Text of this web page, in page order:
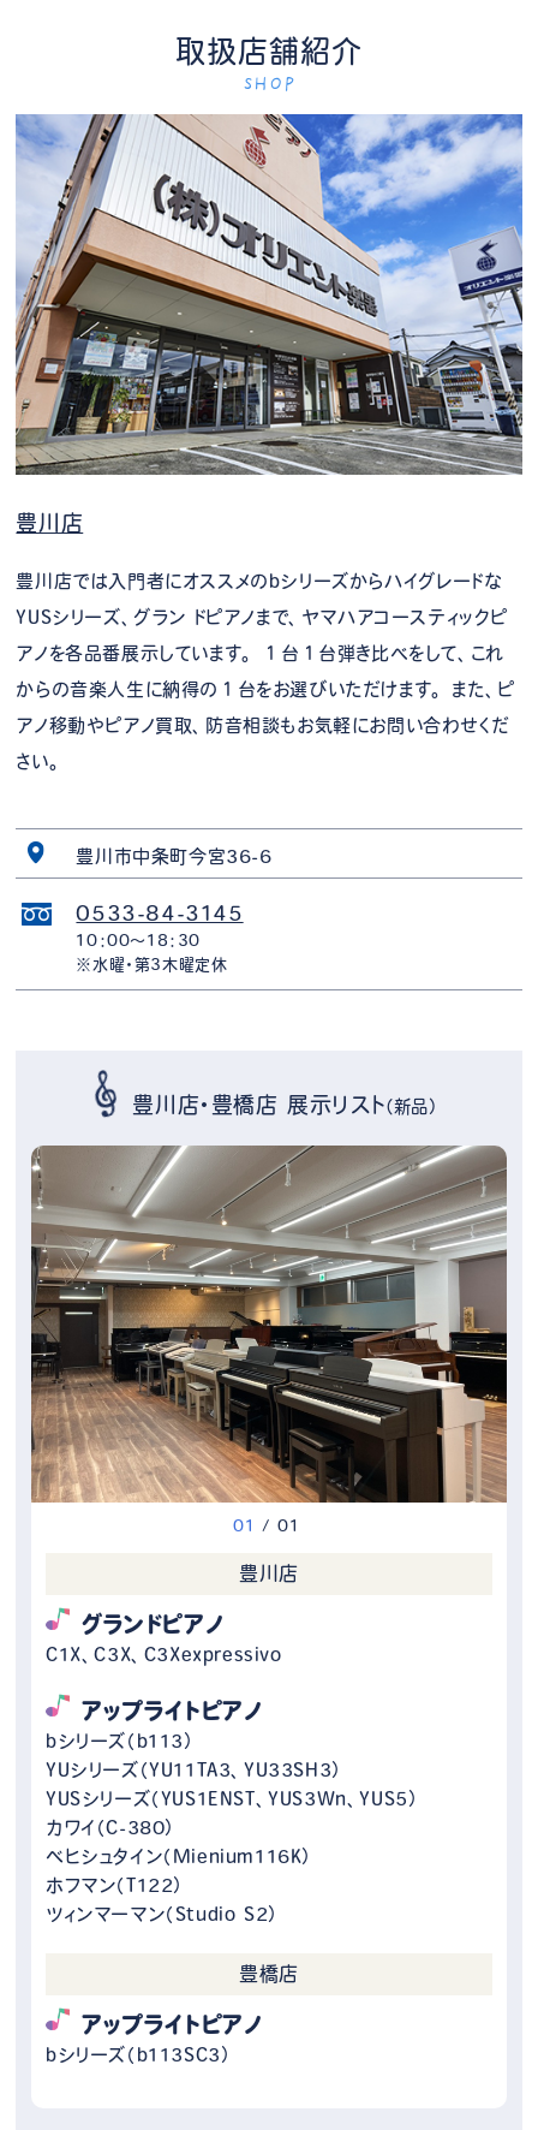
取扱店舗紹介
SHOP
豊川店
豊川店では入門者にオススメのbシリーズからハイグレードな
YUSシリーズ、グラン ドピアノまで、ヤマハアコースティックピ
アノを各品番展示しています。 １台１台弾き比べをして、これ
からの音楽人生に納得の１台をお選びいただけます。 また、ピ
アノ移動やピアノ買取、防音相談もお気軽にお問い合わせくだ
さい。
豊川市中条町今宮36-6
0533-84-3145
10：00～18：30
※水曜・第3木曜定休
豊川店・豊橋店 展示リスト（新品）
01 /01
豊川店
グランドピアノ
C1X、C3X、C3Xexpressivo
アップライトピアノ
bシリーズ（b113）
YUシリーズ（YU11TA3、YU33SH3）
YUSシリーズ（YUS1ENST、YUS3Wn、YUS5）
カワイ（C-380）
ベヒシュタイン（Mienium116K）
ホフマン（T122）
ツィンマーマン（Studio S2）
豊橋店
アップライトピアノ
bシリーズ（b113SC3）